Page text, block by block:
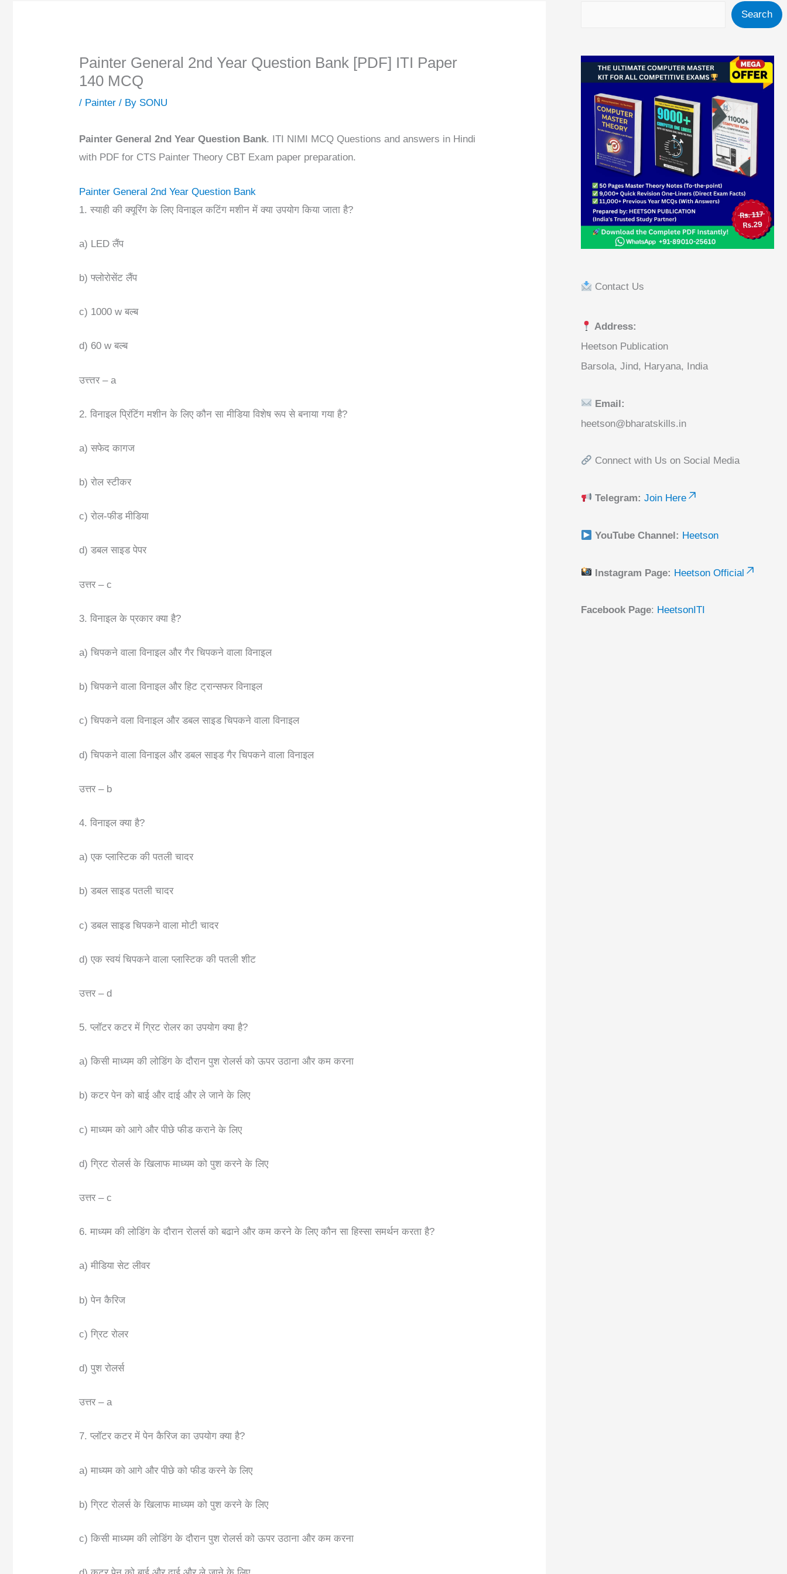
Painter General 2nd Year Question Bank [PDF] ITI Paper
140 MCQ
/ Painter / By SONU
Painter General 2nd Year Question Bank. ITI NIMI MCQ Questions and answers in Hindi
with PDF for CTS Painter Theory CBT Exam paper preparation.
Painter General 2nd Year Question Bank
1. स्याही की क्यूरिंग के लिए विनाइल कटिंग मशीन में क्या उपयोग किया जाता है?
a) LED लैंप
b) फ्लोरोसेंट लैंप
c) 1000 w बल्ब
d) 60 w बल्ब
उत्त्तर – a
2. विनाइल प्रिंटिंग मशीन के लिए कौन सा मीडिया विशेष रूप से बनाया गया है?
a) सफेद कागज
b) रोल स्टीकर
c) रोल-फीड मीडिया
d) डबल साइड पेपर
उत्तर – c
3. विनाइल के प्रकार क्या है?
a) चिपकने वाला विनाइल और गैर चिपकने वाला विनाइल
b) चिपकने वाला विनाइल और हिट ट्रान्सफर विनाइल
c) चिपकने वला विनाइल और डबल साइड चिपकने वाला विनाइल
d) चिपकने वाला विनाइल और डबल साइड गैर चिपकने वाला विनाइल
उत्तर – b
4. विनाइल क्या है?
a) एक प्लास्टिक की पतली चादर
b) डबल साइड पतली चादर
c) डबल साइड चिपकने वाला मोटी चादर
d) एक स्वयं चिपकने वाला प्लास्टिक की पतली शीट
उत्तर – d
5. प्लॉटर कटर में ग्रिट रोलर का उपयोग क्या है?
a) किसी माध्यम की लोडिंग के दौरान पुश रोलर्स को ऊपर उठाना और कम करना
b) कटर पेन को बाई और दाई और ले जाने के लिए
c) माध्यम को आगे और पीछे फीड कराने के लिए
d) ग्रिट रोलर्स के खिलाफ माध्यम को पुश करने के लिए
उत्तर – c
6. माध्यम की लोडिंग के दौरान रोलर्स को बढाने और कम करने के लिए कौन सा हिस्सा समर्थन करता है?
a) मीडिया सेट लीवर
b) पेन कैरिज
c) ग्रिट रोलर
d) पुश रोलर्स
उत्तर – a
7. प्लॉटर कटर में पेन कैरिज का उपयोग क्या है?
a) माध्यम को आगे और पीछे को फीड करने के लिए
b) ग्रिट रोलर्स के खिलाफ माध्यम को पुश करने के लिए
c) किसी माध्यम की लोडिंग के दौरान पुश रोलर्स को ऊपर उठाना और कम करना
Search
Contact Us
Address:
Heetson Publication
Barsola, Jind, Haryana, India
Email:
heetson@bharatskills.in
Connect with Us on Social Media
Telegram: Join Here
YouTube Channel: Heetson
Instagram Page: Heetson Official
Facebook Page: HeetsonITI